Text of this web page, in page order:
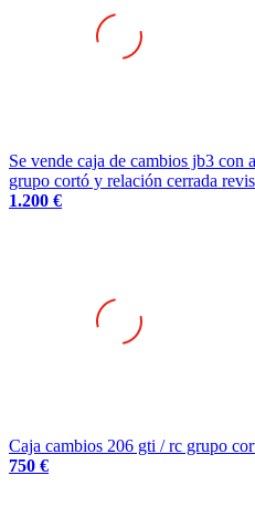
grupo cortó y relación cerrada revisa
1.200 €
750 €